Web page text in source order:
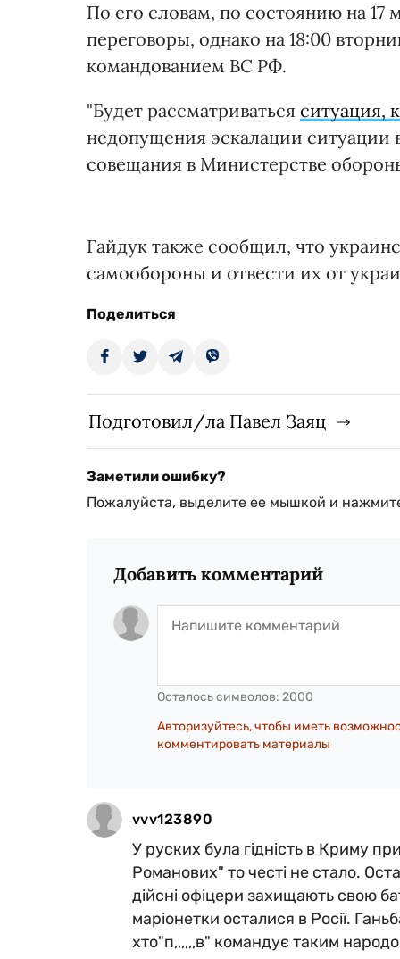
По его словам, по состоянию на 17
переговоры, однако на 18:00
командованием ВС РФ.
"Будет рассматриваться ситуация,
недопущения эскалации ситуации
совещания в Министерстве
Гайдук также сообщил, что
самообороны и отвести их от
Поделиться
Подготовил/ла Павел Заяц
Заметили ошибку?
Пожалуйста, выделите ее мышкой и
Добавить комментарий
Осталось символов: 2000
Авторизуйтесь, чтобы иметь
комментировать материалы
vvv123890
У руских була гідність в Криму
Романових" то честі не стало.
дійсні офіцери захищають свою
маріонетки осталися в Росії.
хто"п,,,,,,в" командує таким